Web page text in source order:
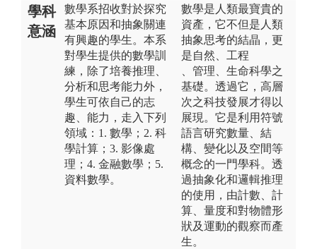
學科
意涵
數學系招收對於探究
基本原因和抽象關連
有興趣的學生。本系
對學生提供的數學訓
練，除了培養推理、
分析和思考能力外，
學生可依自己的志
趣、能力，走入下列
領域：1. 數學；2. 科
學計算；3. 影像處
理；4. 金融數學；5.
資料數學。
數學是人類最寶貴的
資產，它不但是人類
抽象思考的結晶，更
是自然、工程
、管理、生命科學之
基礎。透過它，高層
次之科技發展才得以
展現。它是利用符號
語言研究數量、結
構、變化以及空間等
概念的一門學科。透
過抽象化和邏輯推理
的使用，由計數、計
算、量度和對物體形
狀及運動的觀察而產
生。